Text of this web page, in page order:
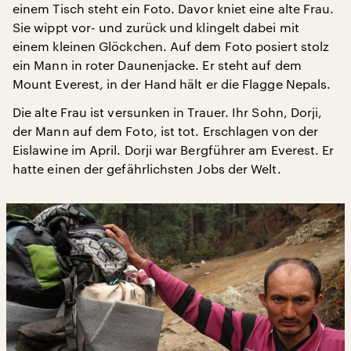
einem Tisch steht ein Foto. Davor kniet eine alte Frau.
Sie wippt vor- und zurück und klingelt dabei mit
einem kleinen Glöckchen. Auf dem Foto posiert stolz
ein Mann in roter Daunenjacke. Er steht auf dem
Mount Everest, in der Hand hält er die Flagge Nepals.
Die alte Frau ist versunken in Trauer. Ihr Sohn, Dorji,
der Mann auf dem Foto, ist tot. Erschlagen von der
Eislawine im April. Dorji war Bergführer am Everest. Er
hatte einen der gefährlichsten Jobs der Welt.